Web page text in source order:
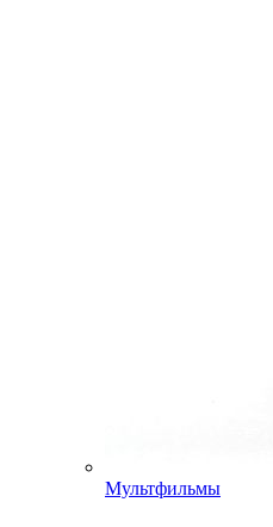
Мультфильмы